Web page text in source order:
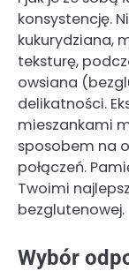
konsystencję.
kukurydziana,
teksturę,
owsiana
delikatności.
mieszankami
sposobem na
połączeń.
Twoimi
bezglutenowej.
Wybór